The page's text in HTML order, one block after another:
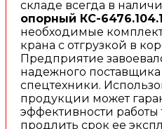
складе всегда в
опорный КС-
необходимые
крана с отгрузкой в
Предприятие
надежного
спецтехники.
продукции может
эффективности
продлить срок ее